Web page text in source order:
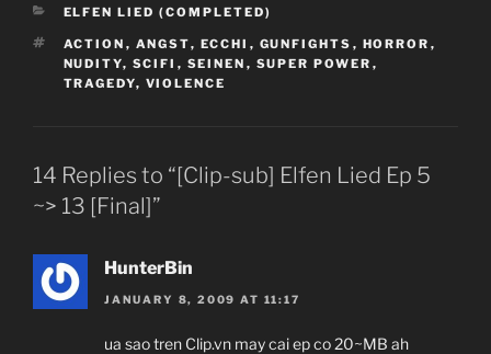
CATEGORIES
ELFEN LIED (COMPLETED)
TAGS
ACTION , ANGST, ECCHI , GUNFIGHTS , HORROR ,
NUDITY, SCIFI , SEINEN , SUPER POWER ,
TRAGEDY, VIOLENCE
14 Replies to “[Clip-sub] Elfen Lied Ep 5
~> 13 [Final]”
HunterBin
JANUARY 8, 2009 AT 11:17
ua sao tren Clip.vn may cai ep co 20~MB ah